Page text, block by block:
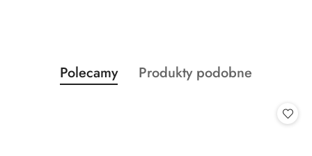
Pomiń karuzelę produktów
Produkty
o
Polecamy
Produkty
Produkty podobne